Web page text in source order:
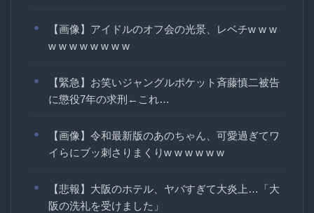
【画像】アイドルのオフ会の光景、レベチw w w
w w w w w w w w
【緊急】お笑いジャングルポケット斉藤慎二被告
に懲役7年の求刑←これ…
【画像】令和最新版のあのちゃん、可愛過ぎてワ
イらにブッ刺さりまくりw w w w w w
【悲報】大阪のホテル、ヤバすぎて大炎上…「大
阪の洗礼を受けました」